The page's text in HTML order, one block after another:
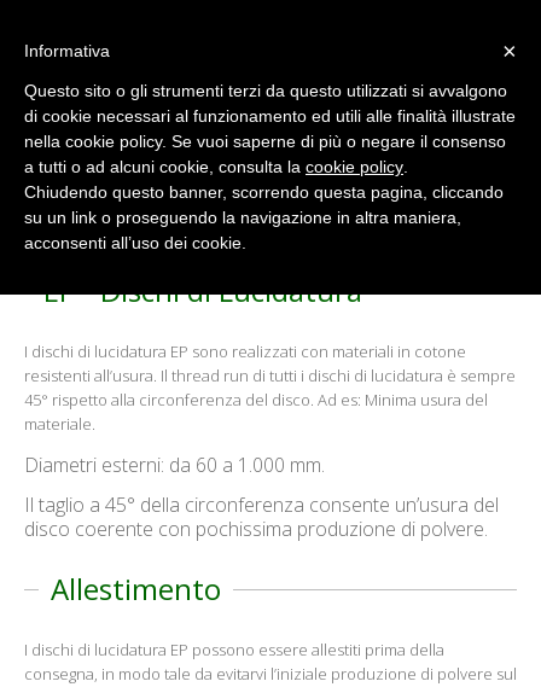
Dischi per Lucidatura
Home/Dischi per Lucidatura
EP - Dischi di Lucidatura
I dischi di lucidatura EP sono realizzati con materiali in cotone
resistenti all’usura. Il thread run di tutti i dischi di lucidatura è sempre
45° rispetto alla circonferenza del disco. Ad es: Minima usura del
materiale.
Diametri esterni: da 60 a 1.000 mm.
Il taglio a 45° della circonferenza consente un’usura del
disco coerente con pochissima produzione di polvere.
Allestimento
I dischi di lucidatura EP possono essere allestiti prima della
consegna, in modo tale da evitarvi l’iniziale produzione di polvere sul
×
Informativa
Questo sito o gli strumenti terzi da questo utilizzati si avvalgono
di cookie necessari al funzionamento ed utili alle finalità illustrate
nella cookie policy. Se vuoi saperne di più o negare il consenso
a tutti o ad alcuni cookie, consulta la cookie policy
Chiudendo questo banner, scorrendo questa pagina, cliccando
su un link o proseguendo la navigazione in altra maniera,
acconsenti all’uso dei cookie.